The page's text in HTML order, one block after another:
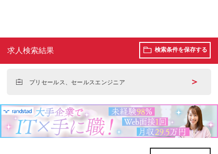
求人検索結果 検索条件を保存する
プリセールス、セールスエンジニア ＞